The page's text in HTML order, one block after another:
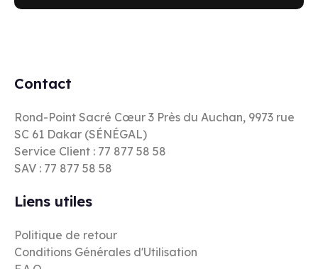
Contact
Rond-Point Sacré Cœur 3 Près du Auchan, 9973 rue
SC 61 Dakar (SÉNÉGAL)
Service Client : 77 877 58 58
SAV : 77 877 58 58
Liens utiles
Politique de retour
Conditions Générales d'Utilisation